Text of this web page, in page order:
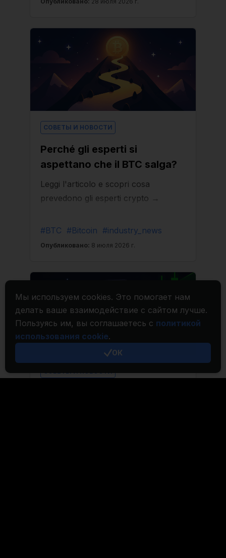
Мы используем cookies. Это помогает нам
делать ваше взаимодействие с сайтом лучше.
Пользуясь им, вы соглашаетесь с политикой
использования cookie.
ОК